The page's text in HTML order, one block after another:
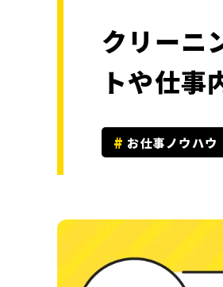
クリーニ
トや仕事
お仕事ノウハウ